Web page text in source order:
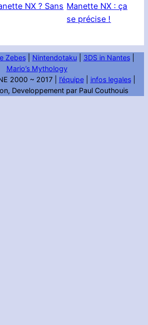
NX ? Sans Manette NX : ça
se précise !
Zebes| Nintendotaku| 3DS in Nantes|
Mario’s Mythology
2000 ~ 2017 | l’équipe| infos legales|
Developpement par Paul Couthouis